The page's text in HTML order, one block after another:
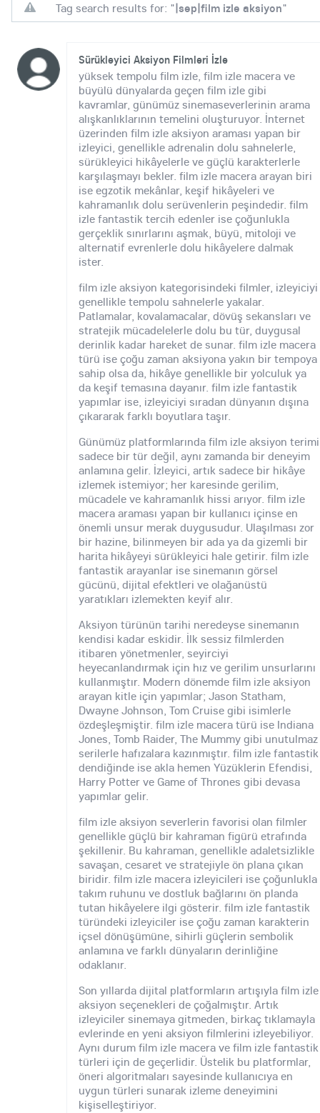
Tag search results for: "|sep|film izle aksiyon"
Sürükleyici Aksiyon Filmleri İzle
yüksek tempolu film izle, film izle macera ve
büyülü dünyalarda geçen film izle gibi
kavramlar, günümüz sinemaseverlerinin arama
alışkanlıklarının temelini oluşturuyor. İnternet
üzerinden film izle aksiyon araması yapan bir
izleyici, genellikle adrenalin dolu sahnelerle,
sürükleyici hikâyelerle ve güçlü karakterlerle
karşılaşmayı bekler. film izle macera arayan biri
ise egzotik mekânlar, keşif hikâyeleri ve
kahramanlık dolu serüvenlerin peşindedir. film
izle fantastik tercih edenler ise çoğunlukla
gerçeklik sınırlarını aşmak, büyü, mitoloji ve
alternatif evrenlerle dolu hikâyelere dalmak
ister.
film izle aksiyon kategorisindeki filmler, izleyiciyi
genellikle tempolu sahnelerle yakalar.
Patlamalar, kovalamacalar, dövüş sekansları ve
stratejik mücadelelerle dolu bu tür, duygusal
derinlik kadar hareket de sunar. film izle macera
türü ise çoğu zaman aksiyona yakın bir tempoya
sahip olsa da, hikâye genellikle bir yolculuk ya
da keşif temasına dayanır. film izle fantastik
yapımlar ise, izleyiciyi sıradan dünyanın dışına
çıkararak farklı boyutlara taşır.
Günümüz platformlarında film izle aksiyon terimi
sadece bir tür değil, aynı zamanda bir deneyim
anlamına gelir. İzleyici, artık sadece bir hikâye
izlemek istemiyor; her karesinde gerilim,
mücadele ve kahramanlık hissi arıyor. film izle
macera araması yapan bir kullanıcı içinse en
önemli unsur merak duygusudur. Ulaşılması zor
bir hazine, bilinmeyen bir ada ya da gizemli bir
harita hikâyeyi sürükleyici hale getirir. film izle
fantastik arayanlar ise sinemanın görsel
gücünü, dijital efektleri ve olağanüstü
yaratıkları izlemekten keyif alır.
Aksiyon türünün tarihi neredeyse sinemanın
kendisi kadar eskidir. İlk sessiz filmlerden
itibaren yönetmenler, seyirciyi
heyecanlandırmak için hız ve gerilim unsurlarını
kullanmıştır. Modern dönemde film izle aksiyon
arayan kitle için yapımlar; Jason Statham,
Dwayne Johnson, Tom Cruise gibi isimlerle
özdeşleşmiştir. film izle macera türü ise Indiana
Jones, Tomb Raider, The Mummy gibi unutulmaz
serilerle hafızalara kazınmıştır. film izle fantastik
dendiğinde ise akla hemen Yüzüklerin Efendisi,
Harry Potter ve Game of Thrones gibi devasa
yapımlar gelir.
film izle aksiyon severlerin favorisi olan filmler
genellikle güçlü bir kahraman figürü etrafında
şekillenir. Bu kahraman, genellikle adaletsizlikle
savaşan, cesaret ve stratejiyle ön plana çıkan
biridir. film izle macera izleyicileri ise çoğunlukla
takım ruhunu ve dostluk bağlarını ön planda
tutan hikâyelere ilgi gösterir. film izle fantastik
türündeki izleyiciler ise çoğu zaman karakterin
içsel dönüşümüne, sihirli güçlerin sembolik
anlamına ve farklı dünyaların derinliğine
odaklanır.
Son yıllarda dijital platformların artışıyla film izle
aksiyon seçenekleri de çoğalmıştır. Artık
izleyiciler sinemaya gitmeden, birkaç tıklamayla
evlerinde en yeni aksiyon filmlerini izleyebiliyor.
Aynı durum film izle macera ve film izle fantastik
türleri için de geçerlidir. Üstelik bu platformlar,
öneri algoritmaları sayesinde kullanıcıya en
uygun türleri sunarak izleme deneyimini
kişiselleştiriyor.